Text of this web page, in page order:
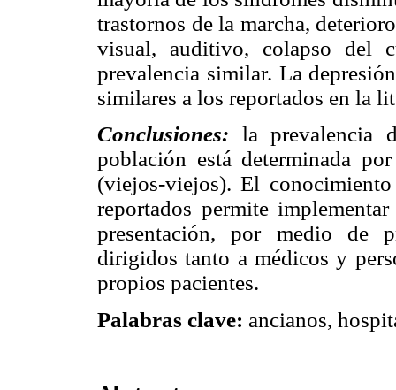
trastornos de la marcha,
visual, auditivo, colapso del
prevalencia similar. La
similares a los reportados en la
Conclusiones: la prevalencia
población está determinada
(viejos-viejos). El
reportados permite
presentación, por medio de
dirigidos tanto a médicos y
propios pacientes.
Palabras clave: ancianos,